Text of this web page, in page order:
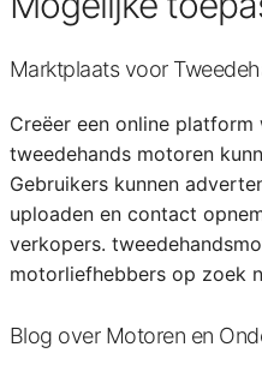
Marktplaats voor
Creëer een online platform
tweedehands motoren
Gebruikers kunnen
uploaden en contact
verkopers.
motorliefhebbers op zoek
Blog over Motoren en